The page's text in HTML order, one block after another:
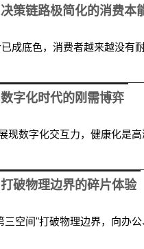
策链路极简化的消费本
成底色，消费者越来越没有
字化时代的刚需博弈
现数字化交互力，健康化是
破物理边界的碎片体验
三空间"打破物理边界，向办